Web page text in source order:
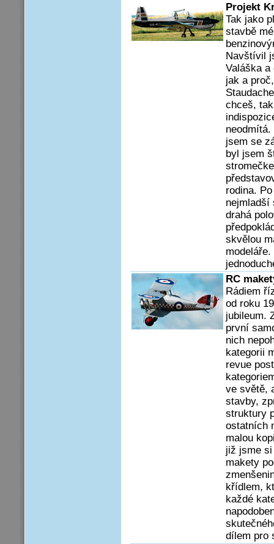
Projekt
Tak jako
stavbě
Navštívil
Valáška a
jak a
chceš,
jsem se
byl jsem
rodina.
nejmladší
drahá
skvělou
RC
Rádiem
od roku
jubileum.
první
nich
kategorii
revue
ve světě,
stavby,
struktury
ostatních
malou
již jsme
makety
křídlem,
každé
dílem pro